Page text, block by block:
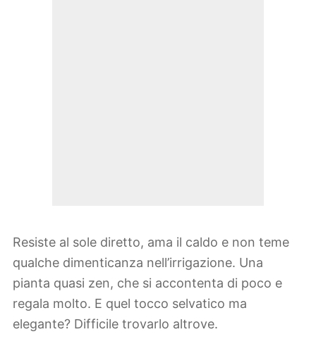
Resiste al sole diretto, ama il caldo e non teme
qualche dimenticanza nell’irrigazione. Una
pianta quasi zen, che si accontenta di poco e
regala molto. E quel tocco selvatico ma
elegante? Difficile trovarlo altrove.